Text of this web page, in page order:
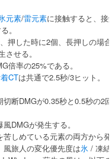
元素/雷元素に接触すると、
。
押した時に2個、長押しの場
せる。
倍率の25%である。
CTは共通で2.5秒/3ヒット。
断DMGが0.35秒と0.5秒の
DMGが発生する。
しめている元素の両方から
旅人の変化優先度は氷 / 凍